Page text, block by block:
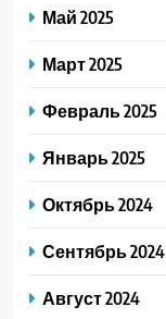
Май 2025
Март 2025
Февраль 2025
Январь 2025
Октябрь 2024
Сентябрь 2024
Август 2024